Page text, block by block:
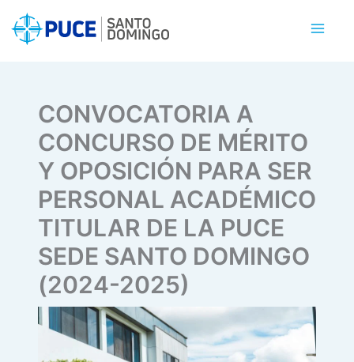
CONVOCATORIA A
CONCURSO DE MÉRITO
Y OPOSICIÓN PARA SER
PERSONAL ACADÉMICO
TITULAR DE LA PUCE
SEDE SANTO DOMINGO
(2024-2025)